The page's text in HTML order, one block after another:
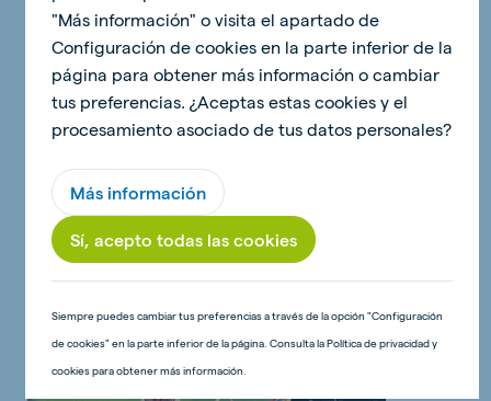
08 febrero 2022 - 5 minutos
¿Has visto el nuevo video de
Ana y Dani sobre los cerdos?
Lee el artículo
"Más información" o visita el apartado de
Configuración de cookies en la parte inferior de la
página para obtener más información o cambiar
tus preferencias. ¿Aceptas estas cookies y el
procesamiento asociado de tus datos personales?
Más información
Sí, acepto todas las cookies
Siempre puedes cambiar tus preferencias a través de la opción "Configuración
de cookies" en la parte inferior de la página. Consulta la Política de privacidad y
cookies para obtener más información.